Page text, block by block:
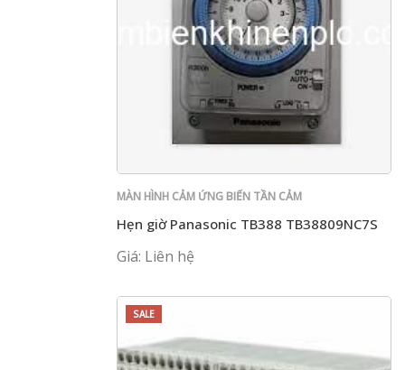
MÀN HÌNH CẢM ỨNG BIẾN TẦN CẢM
Hẹn giờ Panasonic TB388 TB38809NC7S
Giá: Liên hệ
SALE